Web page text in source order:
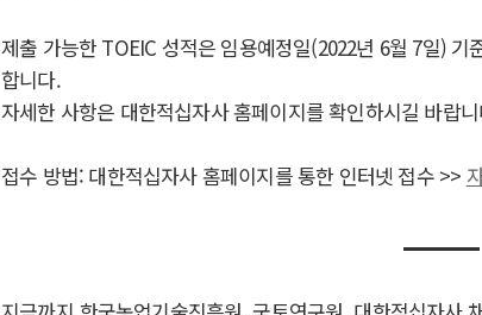
제출 가능한 TOEIC 성적은 임용예정일(2022년 6월 7일)
합니다.
자세한 사항은 대한적십자사 홈페이지를 확인하시길 바랍
접수 방법: 대한적십자사 홈페이지를 통한 인터넷 접수 >>